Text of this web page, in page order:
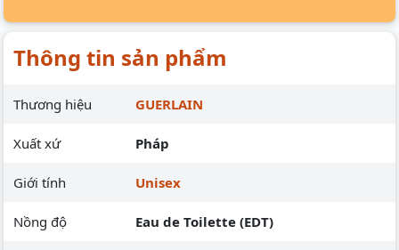
Thông tin sản phẩm
Thương hiệu GUERLAIN
Xuất xứ Pháp
Giới tính Unisex
Nồng độ Eau de Toilette (EDT)